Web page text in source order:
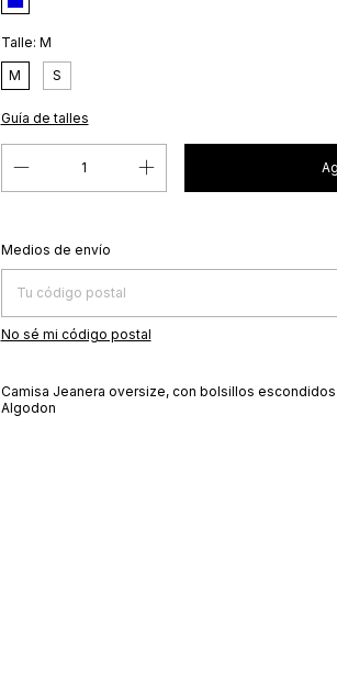
Talle: M
M
S
Guía de talles
Entregas para el CP:
Medios de envío
No sé mi código postal
Camisa Jeanera oversize, con bolsillos
Algodon